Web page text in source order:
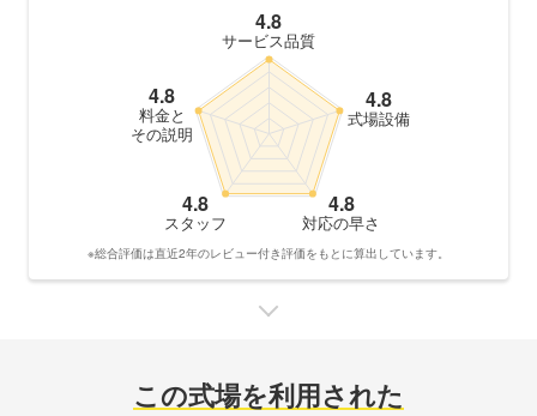
4.8
サービス品質
4.8
式場設備
4.8
対応の早さ
4.8
スタッフ
4.8
料金と
その説明
※総合評価は直近2年のレビュー付き評価をもとに算出しています。
この式場を利用された